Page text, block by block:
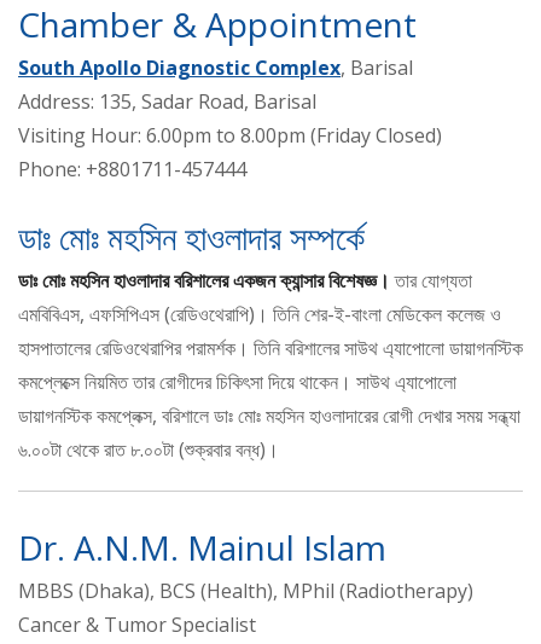
Chamber & Appointment
South Apollo Diagnostic Complex, Barisal
Address: 135, Sadar Road, Barisal
Visiting Hour: 6.00pm to 8.00pm (Friday Closed)
Phone: +8801711-457444
ডাঃ মোঃ মহসিন হাওলাদার সম্পর্কে
ডাঃ মোঃ মহসিন হাওলাদার বরিশালের একজন ক্যান্সার বিশেষজ্ঞ। তার যোগ্যতা
এমবিবিএস, এফসিপিএস (রেডিওথেরাপি)। তিনি শের-ই-বাংলা মেডিকেল কলেজ ও
হাসপাতালের রেডিওথেরাপির পরামর্শক। তিনি বরিশালের সাউথ এ্যাপোলো ডায়াগনস্টিক
কমপ্লেক্সে নিয়মিত তার রোগীদের চিকিৎসা দিয়ে থাকেন। সাউথ এ্যাপোলো
ডায়াগনস্টিক কমপ্লেক্স, বরিশালে ডাঃ মোঃ মহসিন হাওলাদারের রোগী দেখার সময় সন্ধ্যা
৬.০০টা থেকে রাত ৮.০০টা (শুক্রবার বন্ধ)।
Dr. A.N.M. Mainul Islam
MBBS (Dhaka), BCS (Health), MPhil (Radiotherapy)
Cancer & Tumor Specialist